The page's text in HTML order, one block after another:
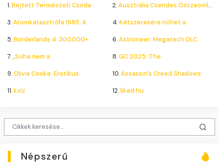
1.Rejtett Természeti Csoda 2.Ausztrália Csendes Összeomlása
3.Atomkatasztrófa 1985: A 4.Kétszeresére nőhet a
5.Borderlands 4: 300.000+ 6.Astroneer: Megatech DLC
7.„Soha nem a 8.GC 2025: The
9.Olivia Cooke: Erotikus 10.Assassin's Creed Shadows
11.kvíz 12.liked.hu
Népszerű